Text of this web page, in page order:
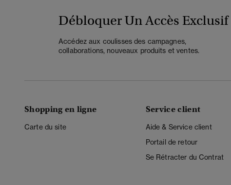
Débloquer Un Accès Exclusif
Accédez aux coulisses des campagnes,
collaborations, nouveaux produits et ventes.
Shopping en ligne
Carte du site
Service client
Aide & Service client
Portail de retour
Se Rétracter du Contrat